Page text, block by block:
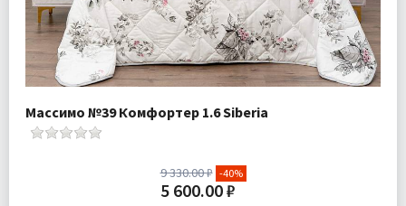
Массимо №39 Комфортер 1.6 Siberia
9 330.00 ₽ -40%
5 600.00 ₽